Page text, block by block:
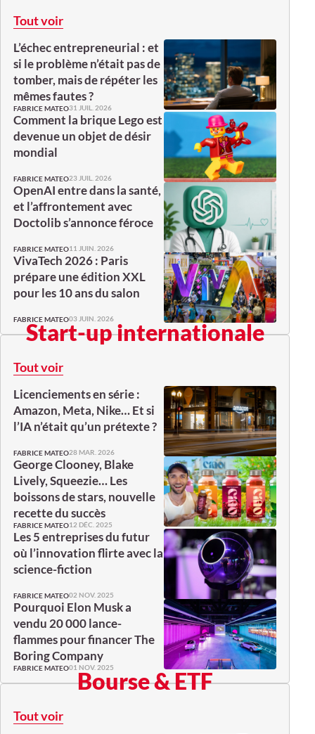
Tout voir
L’échec entrepreneurial : et
si le problème n’était pas de
tomber, mais de répéter les
mêmes fautes ?
FABRICE MATEO31 JUIL. 2026
Comment la brique Lego est
devenue un objet de désir
mondial
FABRICE MATEO23 JUIL. 2026
OpenAI entre dans la santé,
et l’affrontement avec
Doctolib s’annonce féroce
FABRICE MATEO11 JUIN. 2026
VivaTech 2026 : Paris
prépare une édition XXL
pour les 10 ans du salon
FABRICE MATEO03 JUIN. 2026
Start-up internationale
Tout voir
Licenciements en série :
Amazon, Meta, Nike… Et si
l’IA n’était qu’un prétexte ?
FABRICE MATEO28 MAR. 2026
George Clooney, Blake
Lively, Squeezie… Les
boissons de stars, nouvelle
recette du succès
FABRICE MATEO12 DÉC. 2025
Les 5 entreprises du futur
où l’innovation flirte avec la
science-fiction
FABRICE MATEO02 NOV. 2025
Pourquoi Elon Musk a
vendu 20 000 lance-
flammes pour financer The
Boring Company
FABRICE MATEO01 NOV. 2025
Bourse & ETF
Tout voir